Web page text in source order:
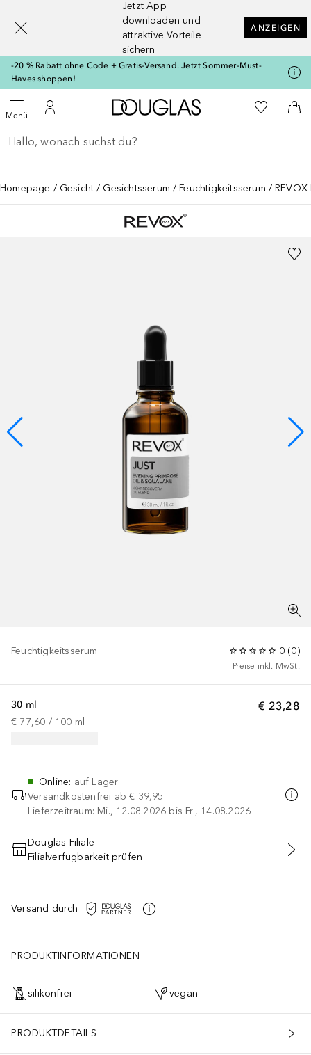
Jetzt App
downloaden und
attraktive Vorteile
sichern
ANZEIGEN
-20 % Rabatt ohne Code + Gratis-Versand. Jetzt Sommer-Must-
Haves shoppen!
MenüMenü öffnenZu Meinem Kundenkonto
Zur Douglas Startseite
Zu Meiner
Gehe zurück
Suche ausführen
Homepage Gesicht Gesichtsserum Feuchtigkeitsserum REVOX
Feuchtigkeitsserum 0 (0)
Preise inkl. MwSt.
€ 23,28
30 ml
€ 77,60 / 100 ml
Online: auf Lager
Versandkostenfrei ab € 39,95
Lieferzeitraum: Mi., 12.08.2026 bis Fr., 14.08.2026
IN DEN WARENKORB
Douglas-Filiale
Filialverfügbarkeit prüfen
Versand durch
PRODUKTINFORMATIONEN
silikonfrei vegan
PRODUKTDETAILS
[navigation.slideout.screenreader]